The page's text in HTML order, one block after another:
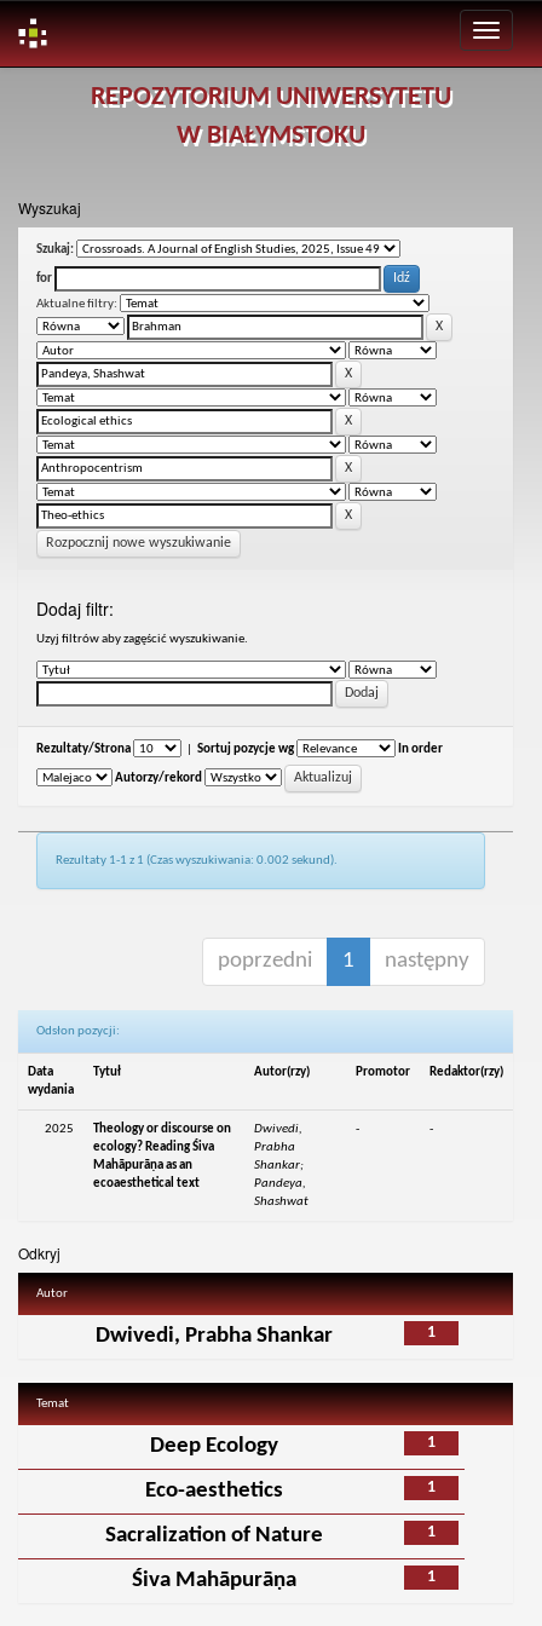
REPOZYTORIUM UNIWERSYTETU
W BIAŁYMSTOKU
Wyszukaj
Szukaj:
for
Aktualne filtry:
Rozpocznij nowe wyszukiwanie
Dodaj filtr:
Uzyj filtrów aby zagęścić wyszukiwanie.
Rezultaty/Strona Sortuj pozycje wg In order
Autorzy/rekord
Rezultaty 1-1 z 1 (Czas wyszukiwania: 0.002 sekund).
poprzedni 1 następny
Odsłon pozycji:
Data
wydania
Tytuł Autor(rzy) Promotor Redaktor(rzy)
2025
Theology or discourse on
ecology? Reading Śiva
Mahāpurāṇa as an
ecoaesthetical text
Dwivedi,
Prabha
Shankar;
Pandeya,
Shashwat
- -
Odkryj
Autor
1
Dwivedi, Prabha Shankar
Temat
1
Deep Ecology
1
Eco-aesthetics
1
Sacralization of Nature
1
Śiva Mahāpurāṇa